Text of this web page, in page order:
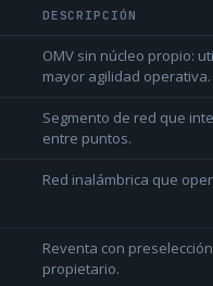
DESCRIPCIÓN
OMV sin núcleo propio:
mayor agilidad operativa.
Segmento de red que
entre puntos.
Red inalámbrica que
Reventa con
propietario.